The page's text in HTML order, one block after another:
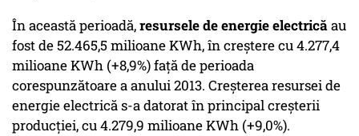
În această perioadă,resursele de energie electricăau
fost de 52.465,5 milioane KWh, în creştere cu 4.277,4
milioane KWh (+8,9%) faţă de perioada
corespunzătoare a anului 2013. Creşterea resursei de
energie electrică s-a datorat în principal creşterii
producţiei, cu 4.279,9 milioane KWh (+9,0%).